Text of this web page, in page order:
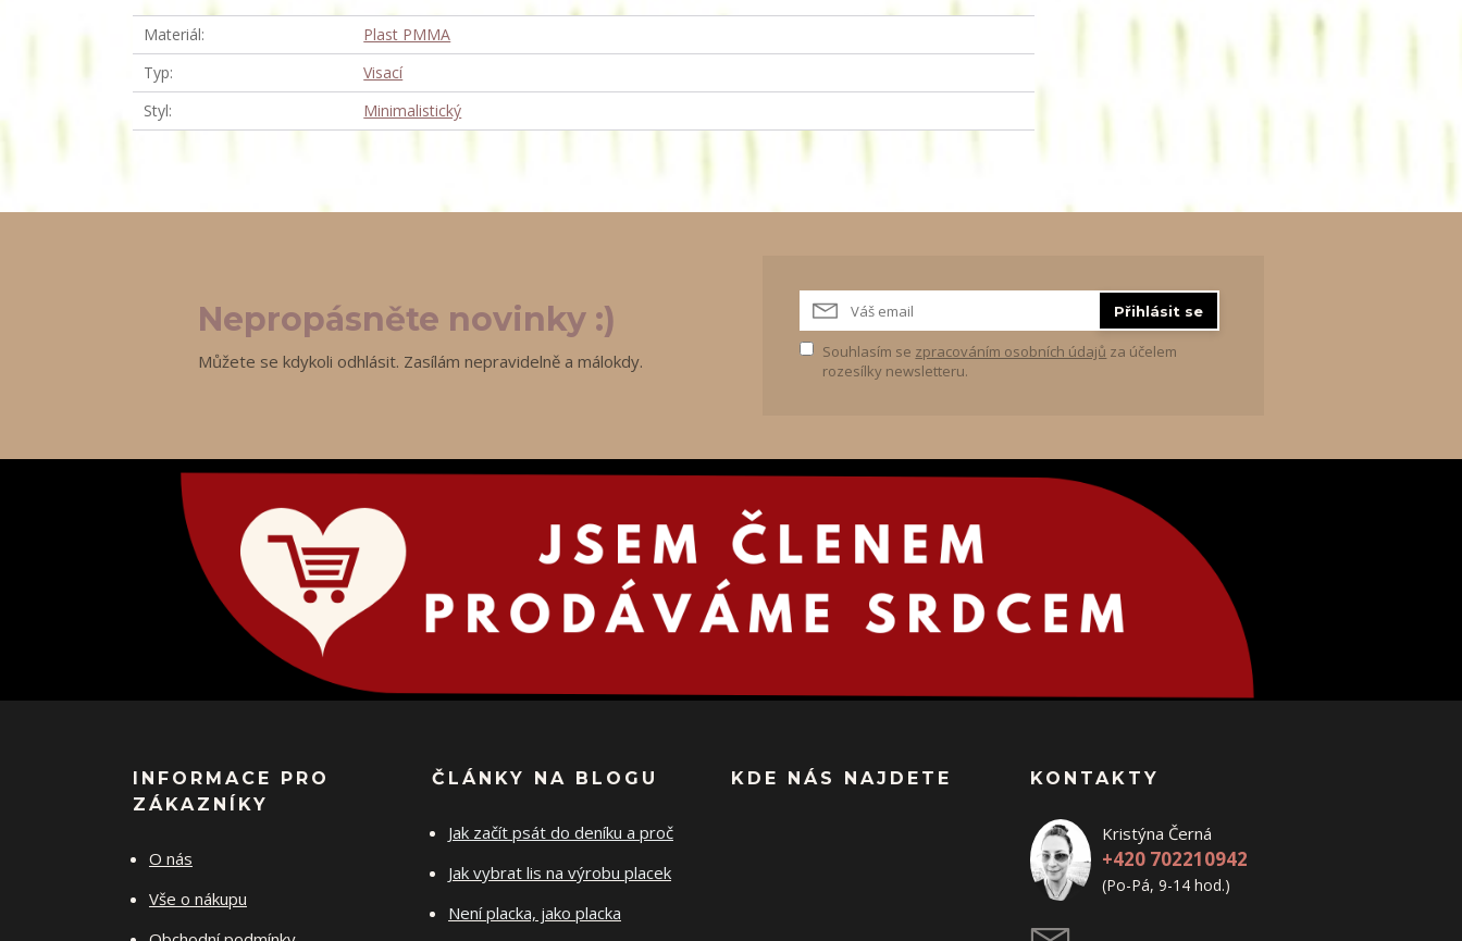
Materiál
Plast PMMA
Typ
Visací
Styl
Minimalistický
Nepropásněte novinky :)
Můžete se kdykoli odhlásit. Zasílám nepravidelně a málokdy.
Přihlásit se
Souhlasím se zpracováním osobních údajů za účelem
rozesílky newsletteru.
INFORMACE PRO
ZÁKAZNÍKY
O nás
Vše o nákupu
ČLÁNKY NA BLOGU
Jak začít psát do deníku a proč
Jak vybrat lis na výrobu placek
Není placka, jako placka
KDE NÁS NAJDETE KONTAKTY
Kristýna Černá
+420 702210942
(Po-Pá, 9-14 hod.)